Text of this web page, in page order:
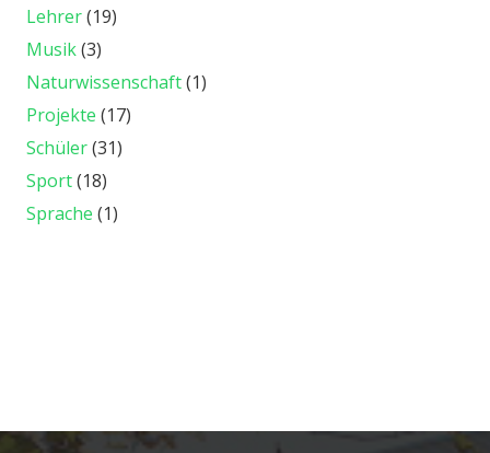
Lehrer(19)
Musik(3)
Naturwissenschaft(1)
Projekte (17)
Schüler(31)
Sport(18)
Sprache (1)